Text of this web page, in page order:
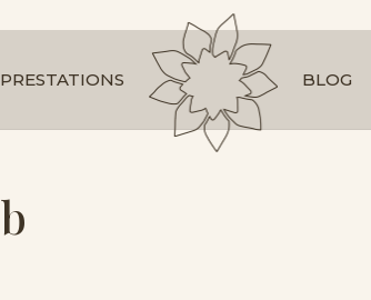
PRESTATIONS BLOG